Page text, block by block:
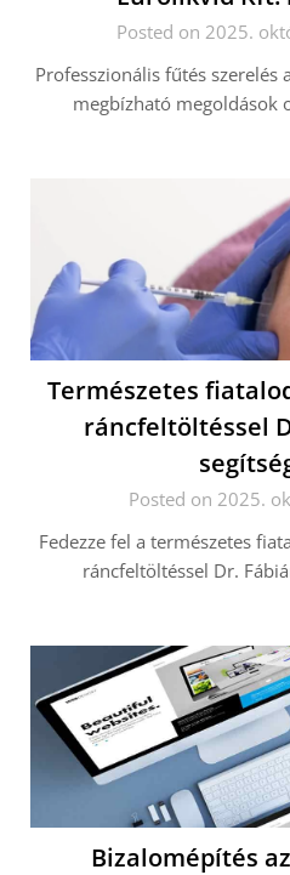
Posted on 2025.
Professzionális fűtés szerelés
megbízható megoldások
Természetes
ráncfeltöltéssel
Posted on 2025.
Fedezze fel a természetes
ráncfeltöltéssel Dr.
Bizalomépítés